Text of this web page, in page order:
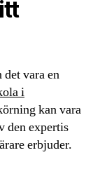
vara en
i
kan vara
den expertis
erbjuder.